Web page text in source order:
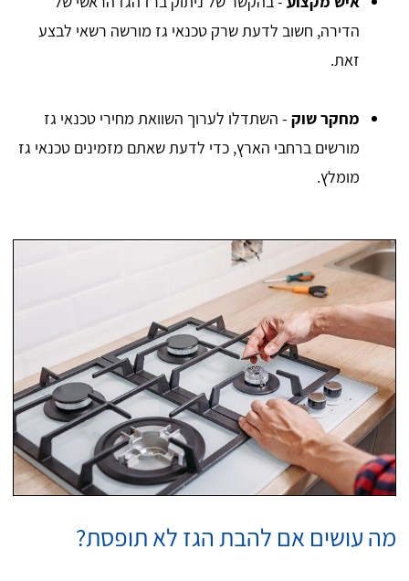
הדירה, חשוב לדעת שרק טכנאי גז מורשה רשאי לבצע
זאת.
מחקר שוק - השתדלו לערוך השוואת מחירי טכנאי גז
מורשים ברחבי הארץ, כדי לדעת שאתם מזמינים טכנאי גז
מומלץ.
מה עושים אם להבת הגז לא תופסת?